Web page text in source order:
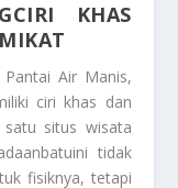
CIRI KHAS
Air Manis,
ciri khas dan
satu situs wisata
batuini tidak
fisiknya, tetapi